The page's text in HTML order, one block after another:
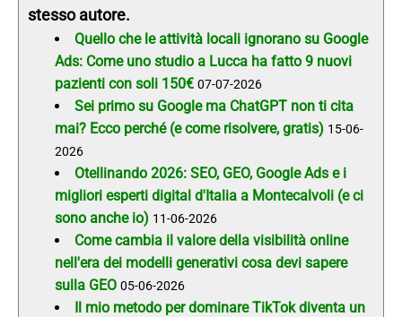
stesso autore.
Quello che le attività locali ignorano su Google
Ads: Come uno studio a Lucca ha fatto 9 nuovi
pazienti con soli 150€ 07-07-2026
Sei primo su Google ma ChatGPT non ti cita
mai? Ecco perché (e come risolvere, gratis) 15-06-
2026
Otellinando 2026: SEO, GEO, Google Ads e i
migliori esperti digital d'Italia a Montecalvoli (e ci
sono anche io) 11-06-2026
Come cambia il valore della visibilità online
nell'era dei modelli generativi cosa devi sapere
sulla GEO 05-06-2026
Il mio metodo per dominare TikTok diventa un